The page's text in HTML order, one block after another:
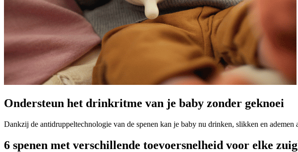
Ondersteun het drinkritme van je baby zonder geknoei
Dankzij de antidruppeltechnologie van de spenen kan je baby nu drinken, slikken en ademen
6 spenen met verschillende toevoersnelheid voor elke